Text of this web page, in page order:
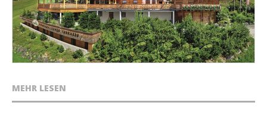
MEHR LESEN